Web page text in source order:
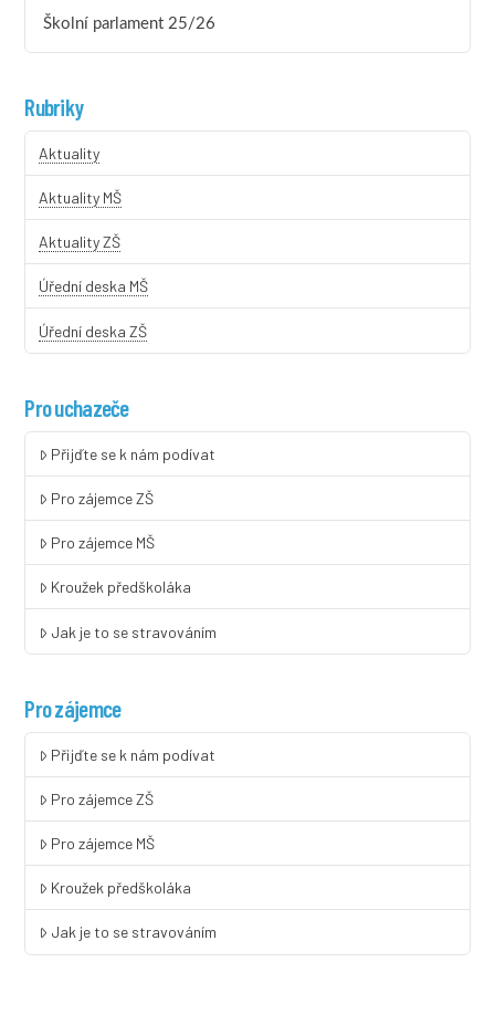
Školní parlament 25/26
Rubriky
Aktuality
Aktuality MŠ
Aktuality ZŠ
Úřední deska MŠ
Úřední deska ZŠ
Pro uchazeče
Přijďte se k nám podívat
Pro zájemce ZŠ
Pro zájemce MŠ
Kroužek předškoláka
Jak je to se stravováním
Pro zájemce
Přijďte se k nám podívat
Pro zájemce ZŠ
Pro zájemce MŠ
Kroužek předškoláka
Jak je to se stravováním